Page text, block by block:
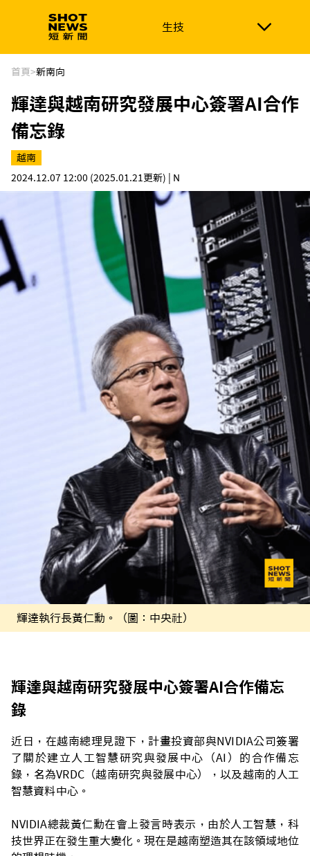
生技
生技 政治
新南向 體育
首頁>新南向
輝達與越南研究發展中心簽署AI合作
備忘錄
越南
2024.12.07 12:00 (2025.01.21更新) | N
輝達執行長黃仁勳。（圖：中央社）
輝達與越南研究發展中心簽署AI合作備忘
錄
近日，在越南總理見證下，計畫投資部與NVIDIA公司簽署
了關於建立人工智慧研究與發展中心（AI）的合作備忘
錄，名為VRDC（越南研究與發展中心），以及越南的人工
智慧資料中心。
NVIDIA總裁黃仁勳在會上發言時表示，由於人工智慧，科
技世界正在發生重大變化。現在是越南塑造其在該領域地位